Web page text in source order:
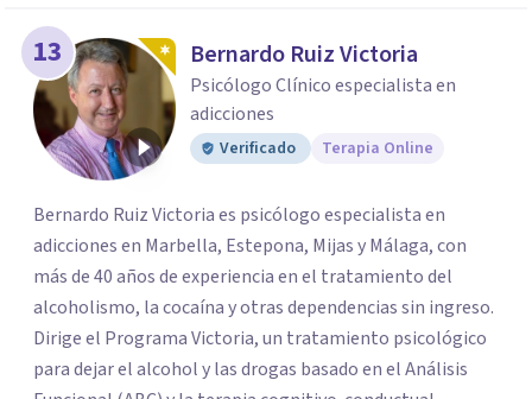
13 Bernardo Ruiz Victoria
Psicólogo Clínico especialista en
adicciones
Verificado Terapia Online
Bernardo Ruiz Victoria es psicólogo especialista en
adicciones en Marbella, Estepona, Mijas y Málaga, con
más de 40 años de experiencia en el tratamiento del
alcoholismo, la cocaína y otras dependencias sin ingreso.
Dirige el Programa Victoria, un tratamiento psicológico
para dejar el alcohol y las drogas basado en el Análisis